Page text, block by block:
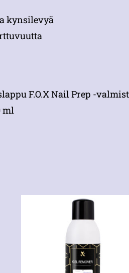
kynsilevyä
F.O.X Nail Prep -
ml